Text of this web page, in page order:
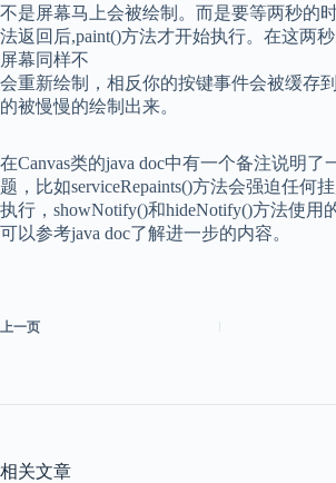
不是屏幕马上会被绘制。而是要等两秒的
法返回后,paint()方法才开始执行。在这两
屏幕同样不
会重新绘制，相反你的按键事件会被缓存
的被慢慢的绘制出来。
在Canvas类的java doc中有一个备注说明了
题，比如serviceRepaints()方法会强迫任何
执行，showNotify()和hideNotify()方法使用
可以参考java doc了解进一步的内容。
上一页
相关文章